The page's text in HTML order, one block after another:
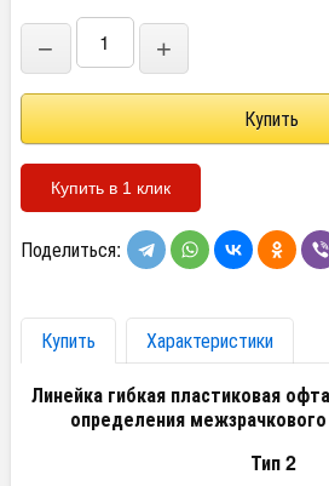
− +
Купить в 1 клик
Поделиться:
Купить
Характеристики
Линейка гибкая пластиковая
определения
Тип 2